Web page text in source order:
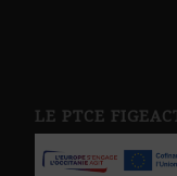
LE PTCE